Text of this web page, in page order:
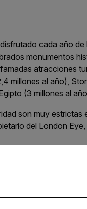
cada año de
monumentos
atracciones
millones al año),
(3 millones al
son muy estrictas
del London
el London Eye
Eiffel,
appropriate version